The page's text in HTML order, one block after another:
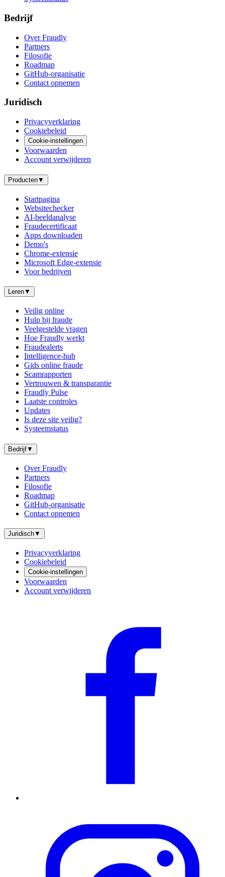
Bedrijf
Over Fraudly
Partners
Filosofie
Roadmap
GitHub-organisatie
Contact opnemen
Juridisch
Privacyverklaring
Cookiebeleid
Cookie-instellingen
Voorwaarden
Account verwijderen
Producten▼
Startpagina
Websitechecker
AI-beeldanalyse
Fraudecertificaat
Apps downloaden
Demo's
Chrome-extensie
Microsoft Edge-extensie
Voor bedrijven
Leren▼
Veilig online
Hulp bij fraude
Veelgestelde vragen
Hoe Fraudly werkt
Fraudealerts
Intelligence-hub
Gids online fraude
Scamrapporten
Vertrouwen & transparantie
Fraudly Pulse
Laatste controles
Updates
Is deze site veilig?
Systeemstatus
Bedrijf▼
Over Fraudly
Partners
Filosofie
Roadmap
GitHub-organisatie
Contact opnemen
Juridisch▼
Privacyverklaring
Cookiebeleid
Cookie-instellingen
Voorwaarden
Account verwijderen